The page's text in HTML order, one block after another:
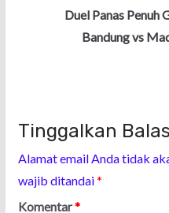
Duel Panas Penuh
Bandung vs
Tinggalkan
Alamat email Anda tidak
wajib ditandai*
Komentar*